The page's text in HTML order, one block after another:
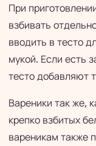
При
взбивать
вводить в тесто
мукой. Если есть
тесто добавляют
Вареники так же,
крепко взбитых
вареникам также